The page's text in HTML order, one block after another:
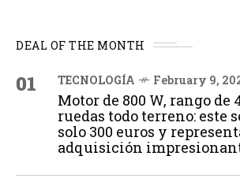
DEAL OF THE MONTH
01 TECNOLOGÍA February 9,
Motor de 800 W, rango de
ruedas todo terreno: este
solo 300 euros y
adquisición